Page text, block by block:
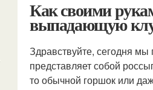
Как своими
выпадающую
Здравствуйте, сегодня
представляет собой
то обычной горшок или